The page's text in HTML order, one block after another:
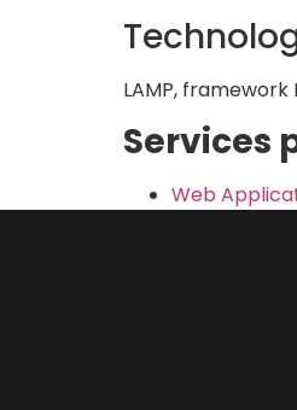
LAMP,
Services
Web